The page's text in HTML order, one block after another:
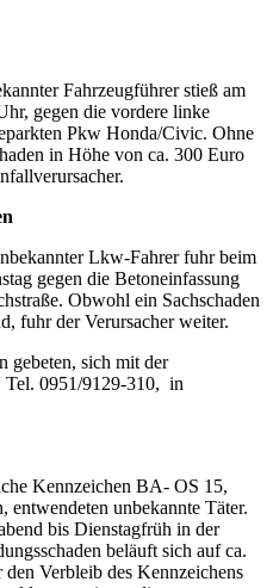
Fahrzeugführer stieß am
gegen die vordere linke
Pkw Honda/Civic. Ohne
in Höhe von ca. 300 Euro
Lkw-Fahrer fuhr beim
gegen die Betoneinfassung
Obwohl ein Sachschaden
fuhr der Verursacher weiter.
gebeten, sich mit der
Tel. 0951/9129-310, in
Kennzeichen BA- OS 15,
entwendeten unbekannte Täter.
bis Dienstagfrüh in der
beläuft sich auf ca.
Verbleib des Kennzeichens